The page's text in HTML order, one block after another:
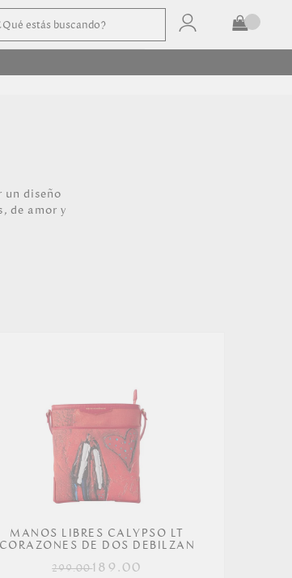
un diseño
de amor y
MANOS LIBRES CALYPSO LT
CORAZONES DE DOS DEBILZAN
299.00189.00